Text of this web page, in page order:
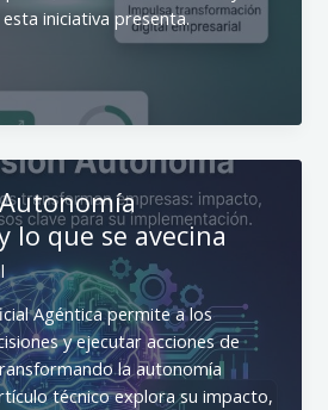
iniciativa presenta.
lo que se avecina
Agéntica permite a los
y ejecutar acciones de
la autonomía
técnico explora su impacto,